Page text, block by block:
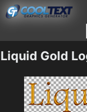
Liquid Gold